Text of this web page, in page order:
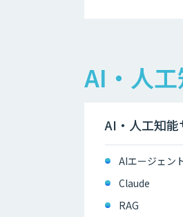
AI・人
AI・人工知能
AIエージェン
Claude
RAG